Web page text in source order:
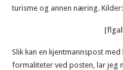
turisme og annen næring. Kilder:
Slik kan en kjentmannspost
formaliteter ved posten, lar jeg